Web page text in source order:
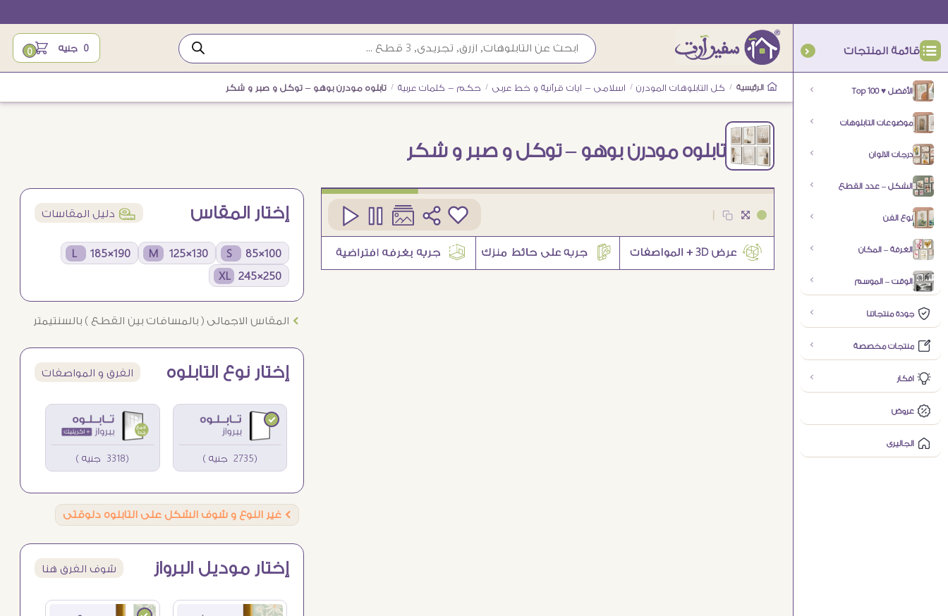
قائمة المنتجات
الأفضل ♥ Top 100
موضوعات التابلوهات
درجات الالوان
الشكل – عدد القطع
نوع الفن
الغرفة – المكان
الوقت – الموسم
جودة منتجاتنا
منتجات مخصصة
افكار
عروض
الجاليرى
0 جنيه 0
الرئيسية / كل التابلوهات المودرن / اسلامى - ايات قرآنية و خط عربى / حكم - كلمات عربية / تابلوه مودرن بوهو – توكل و صبر و شكر
تابلوه مودرن بوهو – توكل و صبر و شكر
1 إختار المقاس í دليل المقاسات
100×85 S
130×125 M
190×185 L
250×245 XL
Ö المقاس الاجمالى ( بالمسافات بين القطع ) بالسنتيمتر
إختار نوع التابلوه الفرق و المواصفات
(2735 جنيه ) (3318 جنيه )
Ö غير النوع و شوف الشكل على التابلوه دلوقتى
إختار موديل البرواز شوف الفرق هنا